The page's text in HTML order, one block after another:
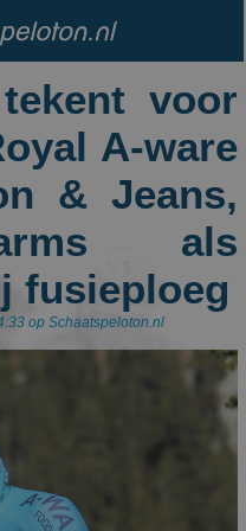
voor
A-ware
& Jeans,
als
fusieploeg
op Schaatspeloton.nl